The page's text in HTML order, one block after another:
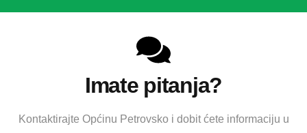
Imate pitanja?
Kontaktirajte Općinu Petrovsko i dobit ćete informaciju u